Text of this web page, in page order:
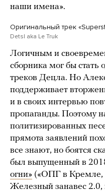
наши имена».
Оригинальный трек
Detsl aka Le Truk
Логичным и
сборника мог бы стать
треков Децла. Но
поддерживает
и в своих интервью
пропаганды. Поэтому
политизированных
прямота заявлений
все знают, но боятся
был выпущенный в
огни» («ОПГ в Кремле,
Железный занавес 2.0,